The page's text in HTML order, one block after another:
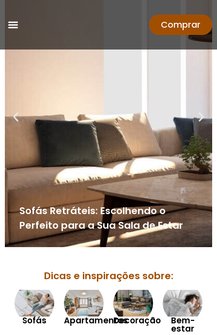
Comprar
Sofás Retráteis: Escolhendo o
Perfeito para a Sua Sala de Estar
Dicas e inspirações sobre:
Sofás ApartamentosDecoração Bem-
estar